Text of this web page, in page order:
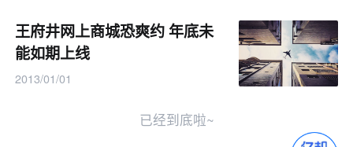
王府井网上商城恐爽约 年底未
能如期上线
2013/01/01
已经到底啦~